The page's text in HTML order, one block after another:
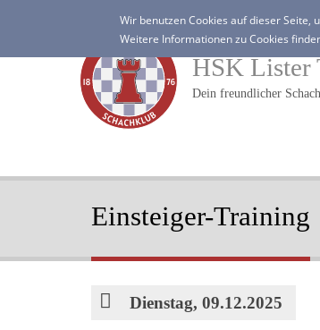
Wir benutzen Cookies auf dieser Seite,
Weitere Informationen zu Cookies
HSK Lister
Dein freundlicher
Einsteiger-Training
DatumDienstag, 09.12.2025